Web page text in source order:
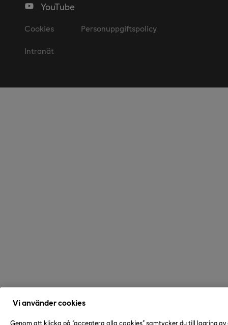
YouTube
Cookies Personuppgiftspolicy
Intranät
Vi använder cookies
Genom att klicka på "acceptera alla cookies" samtycker du till lagring av